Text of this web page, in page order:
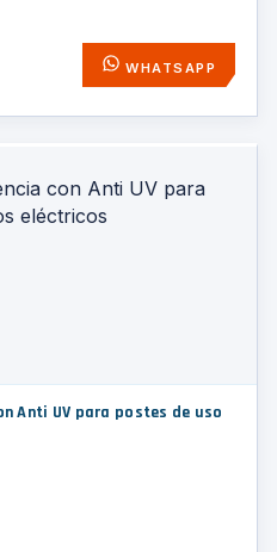
WHATSAPP
Anti UV para postes de uso